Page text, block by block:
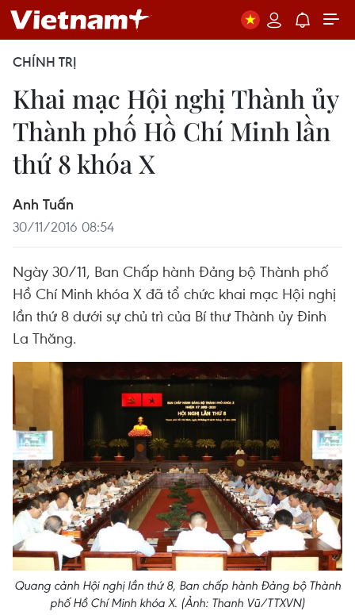
CHÍNH TRỊ
Khai mạc Hội nghị Thành ủy
Thành phố Hồ Chí Minh lần
thứ 8 khóa X
Anh Tuấn
30/11/2016 08:54
Ngày 30/11, Ban Chấp hành Đảng bộ Thành phố
Hồ Chí Minh khóa X đã tổ chức khai mạc Hội nghị
lần thứ 8 dưới sự chủ trì của Bí thư Thành ủy Đinh
La Thăng.
Quang cảnh Hội nghị lần thứ 8, Ban chấp hành Đảng bộ Thành
phố Hồ Chí Minh khóa X. (Ảnh: Thanh Vũ/TTXVN)